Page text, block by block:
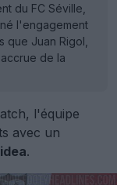
du FC Séville,
l'engagement
que Juan Rigol,
de la
l'équipe
avec un
.